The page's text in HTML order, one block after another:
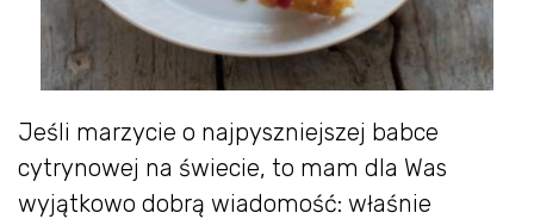
Jeśli marzycie o najpyszniejszej babce
cytrynowej na świecie, to mam dla Was
wyjątkowo dobrą wiadomość: właśnie